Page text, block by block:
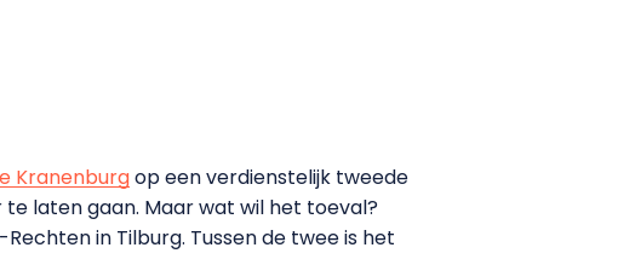
Kranenburgop een verdienstelijk tweede
te laten gaan. Maar wat wil het toeval?
in Tilburg. Tussen de twee is het